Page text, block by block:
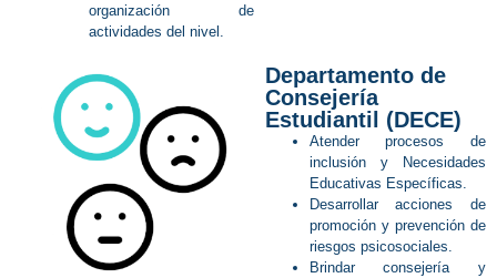
organización de
actividades del nivel.
Departamento de
Consejería
Estudiantil (DECE)
Atender procesos de
inclusión y Necesidades
Educativas Específicas.
Desarrollar acciones de
promoción y prevención de
riesgos psicosociales.
Brindar consejería y